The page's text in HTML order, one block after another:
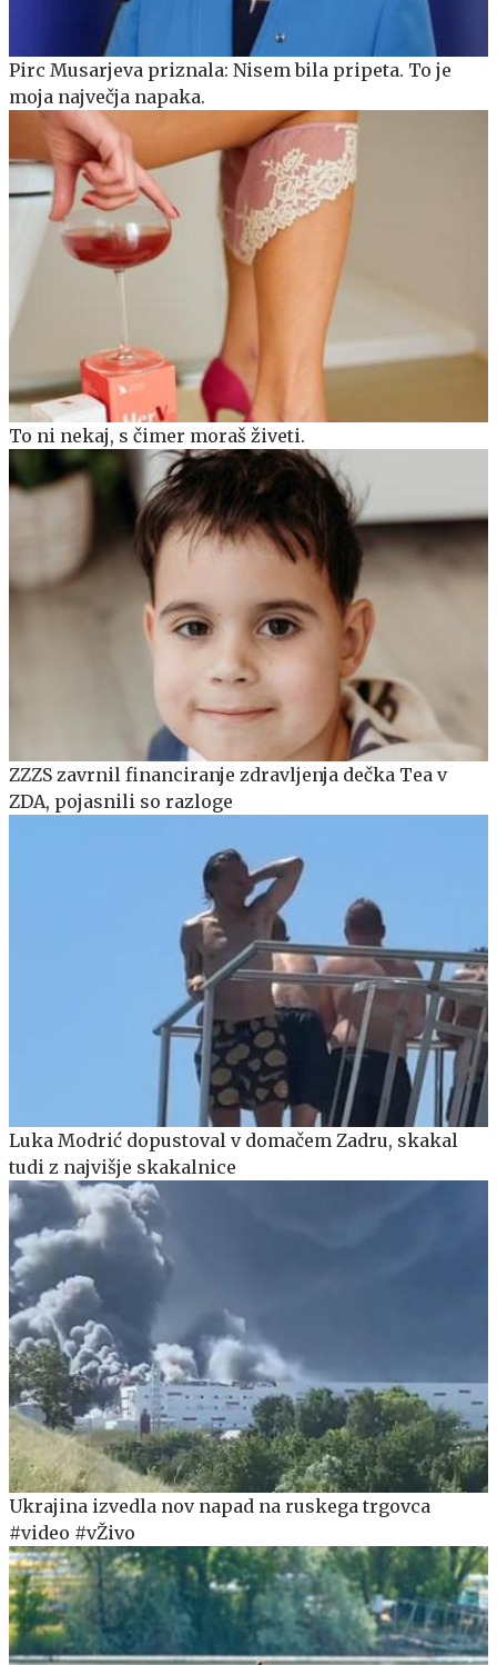
Pirc Musarjeva priznala: Nisem bila pripeta. To je
moja največja napaka.
To ni nekaj, s čimer moraš živeti.
ZZZS zavrnil financiranje zdravljenja dečka Tea v
ZDA, pojasnili so razloge
Luka Modrić dopustoval v domačem Zadru, skakal
tudi z najvišje skakalnice
Ukrajina izvedla nov napad na ruskega trgovca
#video #vŽivo